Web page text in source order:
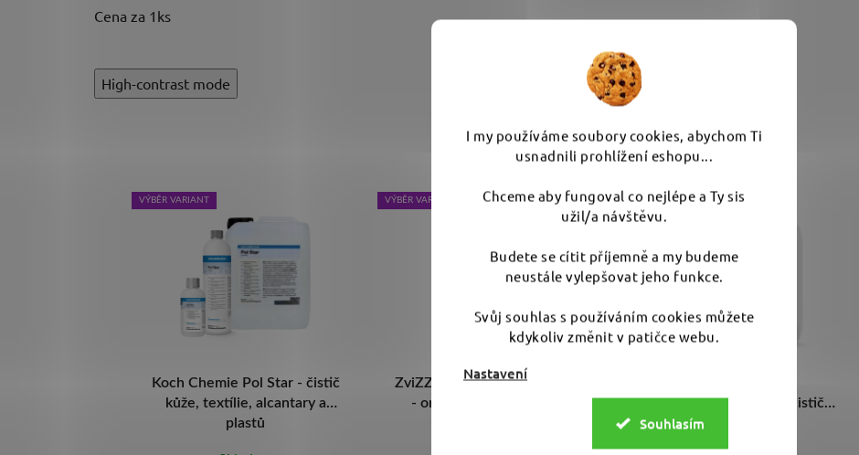
I my používáme soubory cookies, abychom Ti
usnadnili prohlížení eshopu...
Chceme aby fungoval co nejlépe a Ty sis
užil/a návštěvu.
Budete se cítit příjemně a my budeme
neustále vylepšovat jeho funkce.
Svůj souhlas s používáním cookies můžete
kdykoliv změnit v patičce webu.
Nastavení
Souhlasím
Cena za 1ks
High-contrast mode
Mohlo by Vás zajímat
VÝBĚR VARIANT
Koch Chemie Pol Star - čistič
kůže, textílie, alcantary a
plastů
VÝBĚR VARIANT
ZviZZer Thermo Pad Medium
- oranžové jednokrokové
VÝBĚR VARIANT
Mehrzweckreiniger - čistič
textilu a plastů